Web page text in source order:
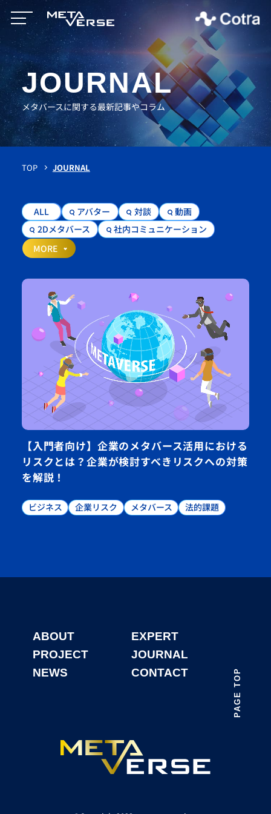
JOURNAL
メタバースに関する最新記事やコラム
TOP JOURNAL
ALL アバター 対談
動画
2Dメタバース
社内コミュニケーション
MORE
【入門者向け】企業のメタバース活用における
リスクとは？企業が検討すべきリスクへの対策
を解説！
ビジネス 企業リスク メタバース 法的課題
ABOUT
EXPERT
PROJECT
JOURNAL
NEWS
CONTACT PAGE TOP